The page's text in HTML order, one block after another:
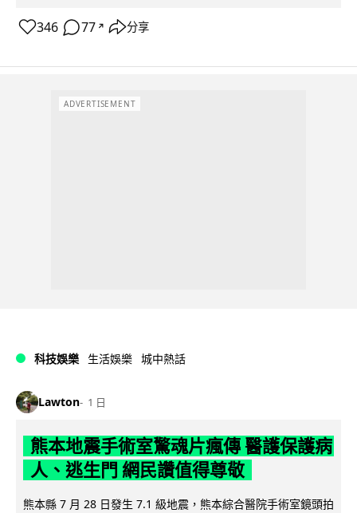
346 77 ↗ 分享
ADVERTISEMENT
科技娛樂 生活娛樂 城中熱話
Lawton 1 日
熊本地震手術室驚魂片瘋傳 醫護保護病
人、逃生門 網民讚值得尊敬
熊本縣 7 月 28 日發生 7.1 級地震，熊本綜合醫院手術室鏡頭拍